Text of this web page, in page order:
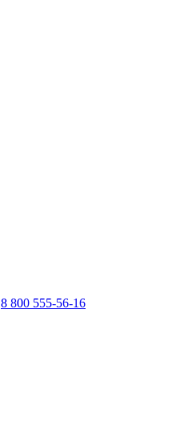
8 800 555-56-16